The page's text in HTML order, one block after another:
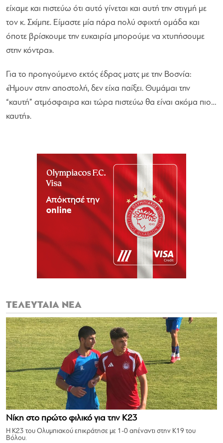
είχαμε και πιστεύω ότι αυτό γίνεται και αυτή την στιγμή με
τον κ. Σκίμπε. Είμαστε μία πάρα πολύ σφιχτή ομάδα και
όποτε βρίσκουμε την ευκαιρία μπορούμε να χτυπήσουμε
στην κόντρα».
Για το προηγούμενο εκτός έδρας ματς με την Βοσνία:
«Ήμουν στην αποστολή, δεν είχα παίξει. Θυμάμαι την
“καυτή” ατμόσφαιρα και τώρα πιστεύω θα είναι ακόμα πιο…
καυτή».
ΤΕΛΕΥΤΑΙΑ ΝΕΑ
Νίκη στο πρώτο φιλικό για την Κ23
Η Κ23 του Ολυμπιακού επικράτησε με 1-0 απέναντι στην Κ19 του
Βόλου.